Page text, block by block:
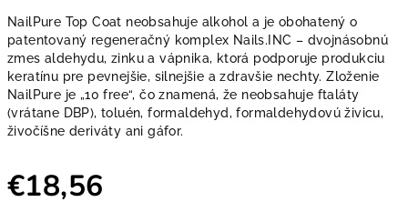
NailPure Top Coat neobsahuje alkohol a je obohatený o
patentovaný regeneračný komplex Nails.INC – dvojnásobnú
zmes aldehydu, zinku a vápnika, ktorá podporuje produkciu
keratínu pre pevnejšie, silnejšie a zdravšie nechty. Zloženie
NailPure je „10 free“, čo znamená, že neobsahuje ftaláty
(vrátane DBP), toluén, formaldehyd, formaldehydovú živicu,
živočíšne deriváty ani gáfor.
€18,56